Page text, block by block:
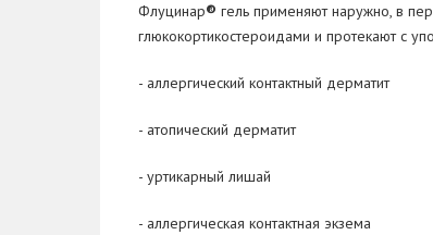
Флуцинар® гель применяют наружно, в
глюкокортикостероидами и протекают с
- аллергический контактный дерматит
- атопический дерматит
- уртикарный лишай
- аллергическая контактная экзема